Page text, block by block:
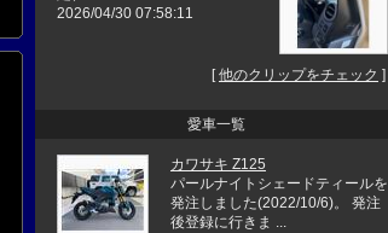
2026/04/30 07:58:11
[他のクリップをチェック ]
愛車一覧
カワサキ Z125
パールナイトシェードティールを
発注しました(2022/10/6)。 発注
後登録に行きま ...